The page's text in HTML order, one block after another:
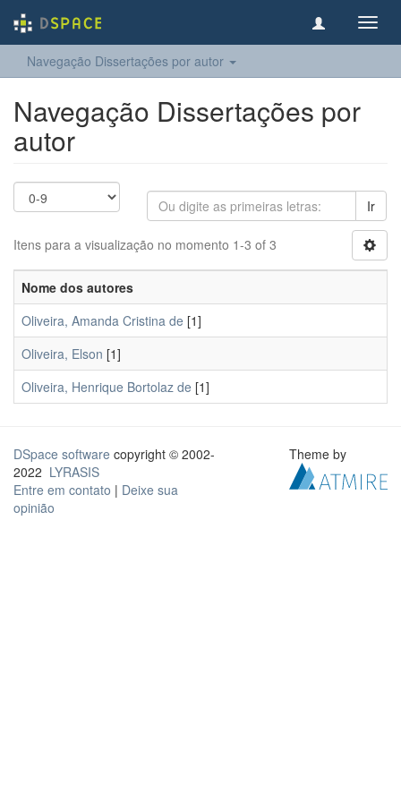
Navegação Dissertações por autor
Navegação Dissertações por
autor
Ir
Itens para a visualização no momento 1-3 of 3
Nome dos autores
Oliveira, Amanda Cristina de [1]
Oliveira, Elson [1]
Oliveira, Henrique Bortolaz de [1]
DSpace software copyright © 2002-
2022 LYRASIS
Entre em contato | Deixe sua
opinião
Theme by